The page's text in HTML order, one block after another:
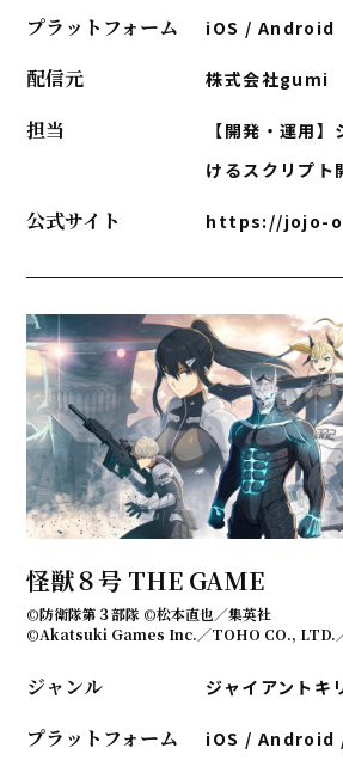
プラットフォーム iOS / Android
配信元 株式会社gumi
担当
【開発・運用
けるスクリプト
公式サイト https://jojo-
怪獣８号 THE GAME
©防衛隊第３部隊 ©松本直也／集英社
©Akatsuki Games Inc.／TOHO CO., LTD.
ジャンル ジャイアントキ
プラットフォーム iOS / Android